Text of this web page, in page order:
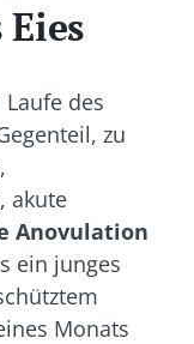
des
zu
akute
Anovulation
ein junges
Monats